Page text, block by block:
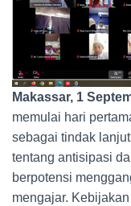
Makassar, 1
memulai hari
sebagai tindak
tentang antisipasi
berpotensi
mengajar.